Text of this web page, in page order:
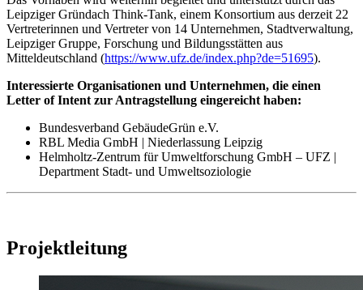
Leipziger Gründach Think-Tank, einem Konsortium aus derzeit 22
Vertreterinnen und Vertreter von 14 Unternehmen, Stadtverwaltung,
Leipziger Gruppe, Forschung und Bildungsstätten aus
Mitteldeutschland (https://www.ufz.de/index.php?de=51695).
Interessierte Organisationen und Unternehmen, die einen
Letter of Intent zur Antragstellung eingereicht haben:
Bundesverband GebäudeGrün e.V.
RBL Media GmbH | Niederlassung Leipzig
Helmholtz-Zentrum für Umweltforschung GmbH – UFZ |
Department Stadt- und Umweltsoziologie
Projektleitung